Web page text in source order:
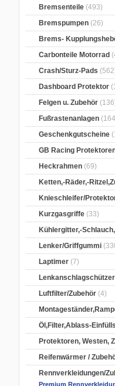
Bremsenteile (493)
Bremspumpen (26)
Brems-
Carbonteile Motorrad
Crash/Sturz-Pads
Dashboard Protektor
Felgen u. Zubehör
Fußrastenanlagen
Geschenkgutscheine
GB Racing
Heckrahmen (69)
Ketten,-Räder,-
Knieschleifer/
Kurzgasgriffe (33)
Kühlergitter,-
Lenker/Griffgummi
Laptimer (7)
Lenkanschlagschützer
Luftfilter/Zubehör (4)
Öl,Filter,Ablass-
Protektoren, Westen,
Reifenwärmer /
Rennverkleidungen/
Premium